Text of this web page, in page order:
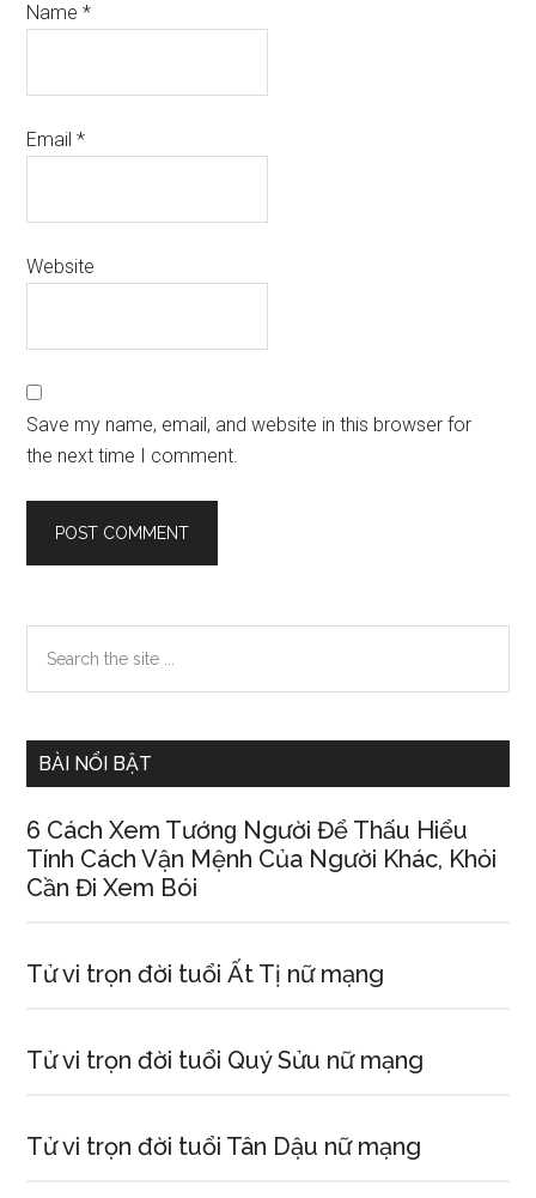
Name*
Email*
Website
Save my name, email, and website in this browser for
the next time I comment.
Primary
Sidebar
the
BÀI NỔI BẬT
6 Cách Xem Tướnɡ Người Để Thấu Hiểu
Tính Cách Vận Mệnh Của Người Khác, Khỏi
Cần Đi Xem Bói
Tử vi trọn đời tuổi Ất Tị nữ mạng
Tử vi trọn đời tuổi Quý Sửu nữ mạng
Tử vi trọn đời tuổi Tân Dậu nữ mạng